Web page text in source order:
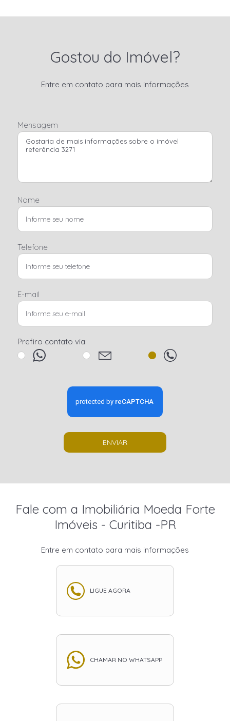
Gostou do Imóvel?
Entre em contato para mais informações
Mensagem
Nome
Telefone
E-mail
Prefiro contato via:
ENVIAR
Fale com a Imobiliária Moeda Forte
Imóveis - Curitiba -PR
Entre em contato para mais informações
LIGUE AGORA
CHAMAR NO WHATSAPP